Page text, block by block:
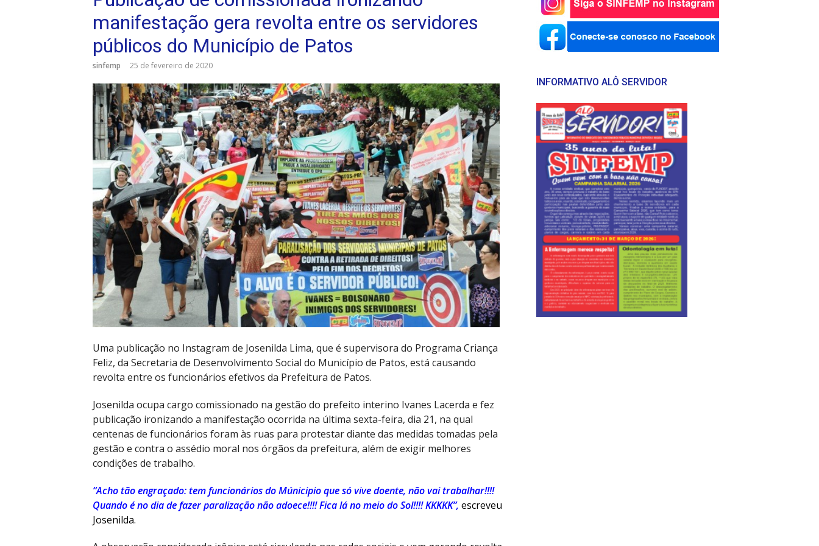
manifestação gera revolta entre os servidores
públicos do Município de Patos
sinfemp 25 de fevereiro de 2020
Uma publicação no Instagram de Josenilda Lima, que é supervisora do Programa Criança
Feliz, da Secretaria de Desenvolvimento Social do Município de Patos, está causando
revolta entre os funcionários efetivos da Prefeitura de Patos.
Josenilda ocupa cargo comissionado na gestão do prefeito interino Ivanes Lacerda e fez
publicação ironizando a manifestação ocorrida na última sexta-feira, dia 21, na qual
centenas de funcionários foram às ruas para protestar diante das medidas tomadas pela
gestão e contra o assédio moral nos órgãos da prefeitura, além de exigir melhores
condições de trabalho.
“Acho tão engraçado: tem funcionários do Múnicipio que só vive doente, não vai trabalhar!!!!
Quando é no dia de fazer paralização não adoece!!!! Fica lá no meio do Sol!!!! KKKKK”, escreveu
Josenilda.
INFORMATIVO ALÔ SERVIDOR